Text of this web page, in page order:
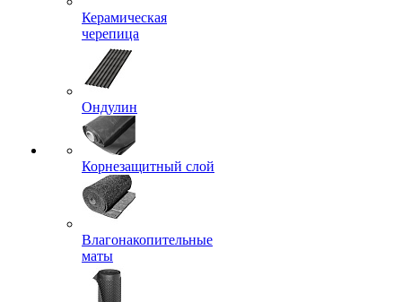
Керамическая
черепица
Ондулин
Корнезащитный слой
Влагонакопительные
маты